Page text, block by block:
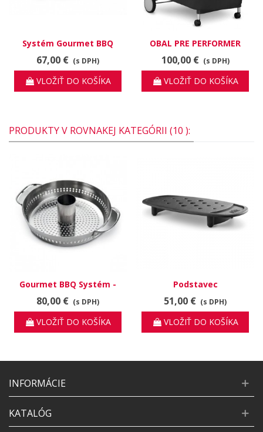
Systém Gourmet BBQ
panvica
67,00 € (s DPH)
VLOŽIŤ DO KOŠÍKA
OBAL PRE PERFORMER
PREMIUM A DELUXE
100,00 € (s DPH)
VLOŽIŤ DO KOŠÍKA
PRODUKTY V ROVNAKEJ KATEGÓRII (10 ):
Gourmet BBQ Systém -
Stojan na hydinu
80,00 € (s DPH)
VLOŽIŤ DO KOŠÍKA
Podstavec
51,00 € (s DPH)
VLOŽIŤ DO KOŠÍKA
INFORMÁCIE
KATALÓG